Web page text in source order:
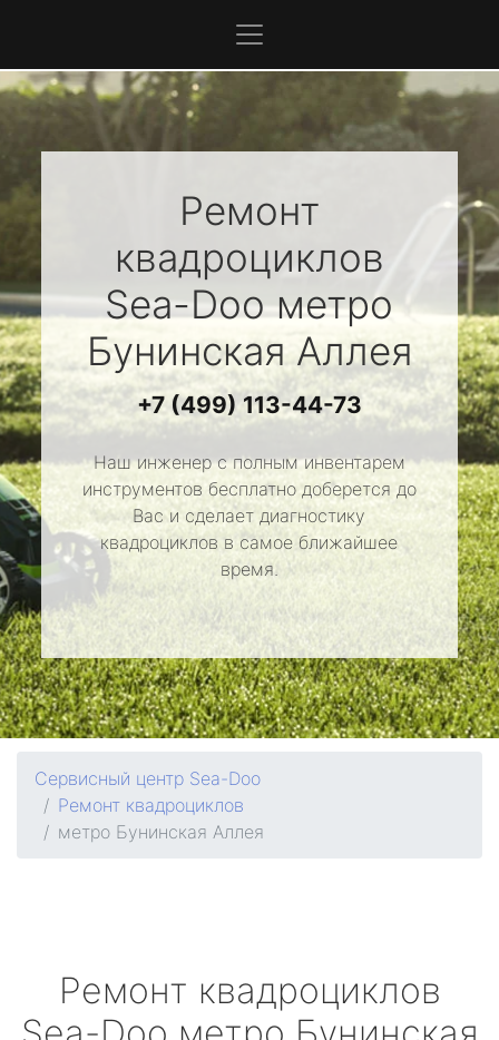
Ремонт
квадроциклов
Sea-Dooметро
Бунинская Аллея
+7 (499) 113-44-73
Наш инженер с полным инвентарем
инструментов бесплатно доберется до
Вас и сделает диагностику
квадроциклов в самое ближайшее
время.
Сервисный центр Sea-Doo
Ремонт квадроциклов
метро Бунинская Аллея
Ремонт квадроциклов